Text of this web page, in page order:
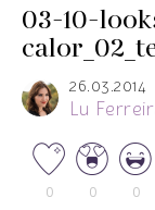
03-10-
26.03.2014
Lu
0 0 0